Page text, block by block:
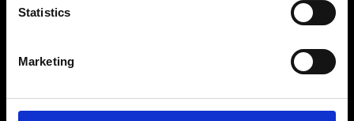
Statistics
Marketing